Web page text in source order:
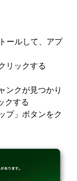
ールして、アプ
リックする
ンクが見つかり
クする
プ」ボタンをク